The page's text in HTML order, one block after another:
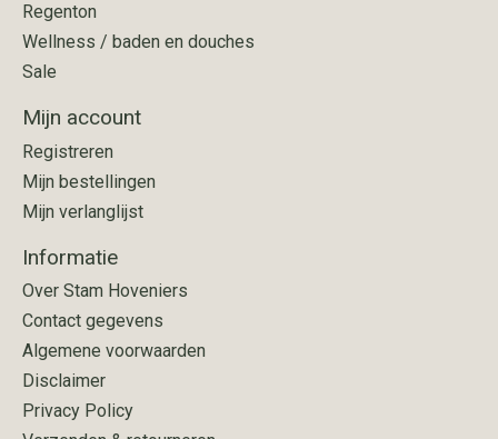
Regenton
Wellness / baden en douches
Sale
Mijn account
Registreren
Mijn bestellingen
Mijn verlanglijst
Informatie
Over Stam Hoveniers
Contact gegevens
Algemene voorwaarden
Disclaimer
Privacy Policy